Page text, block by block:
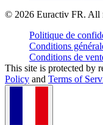
© 2026 Euractiv FR. All
Politique de
Conditions
Conditions de
This site is protected by
Policy and Terms of